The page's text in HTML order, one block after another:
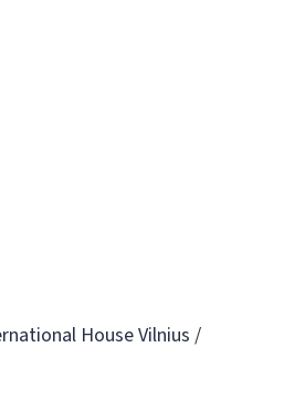
House Vilnius /